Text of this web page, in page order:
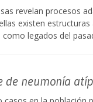
revelan procesos
existen
legados del
de neumonía